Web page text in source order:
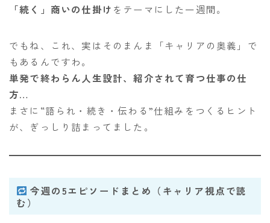
「続く」商いの仕掛け をテーマにした一週間。
でもね、これ、実はそのまんま「キャリアの奥義」で
もあるんですわ。
単発で終わらん人生設計、紹介されて育つ仕事の仕
方…
まさに“語られ・続き・伝わる”仕組みをつくるヒント
が、ぎっしり詰まってました。
今週の5エピソードまとめ（キャリア視点で読
む）